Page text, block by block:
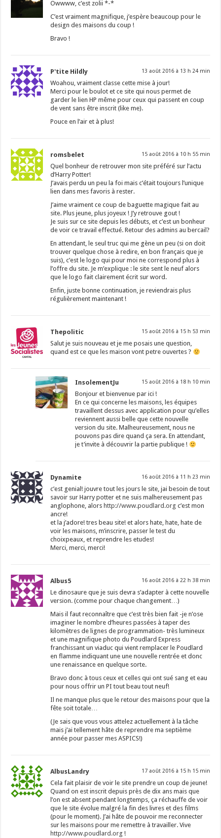
Owwww, c’est zolii *-*
C’est vraiment magnifique, j’espère beaucoup pour le
design des maisons du coup !
Bravo !
P'tite Hildly 13 août 2016 à 13 h 24 min
Woahou, vraiment classe cette mise à jour!
Merci pour le boulot et ce site qui nous permet de
garder le lien HP même pour ceux qui passent en coup
de vent sans être inscrit (like me).
Pouce en l’air et à plus!
romsbelet 15 août 2016 à 10 h 55 min
Quel bonheur de retrouver mon site préféré sur l’actu
d’Harry Potter!
J’avais perdu un peu la foi mais c’était toujours l’unique
lien dans mes favoris à rester.
J’aime vraiment ce coup de baguette magique fait au
site. Plus jeune, plus joyeux ! J’y retrouve gout !
Je suis sur ce site depuis les débuts, et c’est un bonheur
de voir ce travail effectué. Retour des admins au bercail?
En attendant, le seul truc qui me gène un peu (si on doit
trouver quelque chose à redire, en bon français que je
suis), c’est le logo qui pour moi ne correspond plus à
l’offre du site. Je m’explique : le site sent le neuf alors
que le logo fait clairement écrit sur word.
Enfin, juste bonne continuation, je reviendrais plus
régulièrement maintenant !
Thepolitic 15 août 2016 à 15 h 53 min
Salut je suis nouveau et je me posais une question,
quand est ce que les maison vont petre ouvertes ?
InsolementJu 15 août 2016 à 18 h 10 min
Bonjour et bienvenue par ici !
En ce qui concerne les maisons, les équipes
travaillent dessus avec application pour qu’elles
reviennent aussi belle que cette nouvelle
version du site. Malheureusement, nous ne
pouvons pas dire quand ça sera. En attendant,
je t’invite à découvrir la partie publique !
Dynamite 16 août 2016 à 11 h 23 min
c’est genial! jouvre tout les jours le site, jai besoin de tout
savoir sur Harry potter et ne suis malhereusement pas
anglophone, alors http://www.poudlard.org c’est mon
ancre!
et la j’adore! tres beau site! et alors hate, hate, hate de
voir les maisons, m’inscrire, passer le test du
choixpeaux, et reprendre les etudes!
Merci, merci, merci!
Albus5 16 août 2016 à 22 h 38 min
Le dinosaure que je suis devra s’adapter à cette nouvelle
version. (comme pour chaque changement…)
Mais il faut reconnaître que c’est très bien fait -je n’ose
imaginer le nombre d’heures passées à taper des
kilomètres de lignes de programmation- très lumineux
et une magnifique photo du Poudlard Express
franchissant un viaduc qui vient remplacer le Poudlard
en flamme indiquant une une nouvelle rentrée et donc
une renaissance en quelque sorte.
Bravo donc à tous ceux et celles qui ont sué sang et eau
pour nous offrir un PI tout beau tout neuf!
Il ne manque plus que le retour des maisons pour que la
fête soit totale…
(Je sais que vous vous attelez actuellement à la tâche
mais j’ai tellement hâte de reprendre ma septième
année pour passer mes ASPICS!)
AlbusLandry 17 août 2016 à 15 h 15 min
Cela fait plaisir de voir le site prendre un coup de jeune!
Quand on est inscrit depuis près de dix ans mais que
l’on est absent pendant longtemps, ça réchauffe de voir
que le site évolue malgré la fin des livres et des films
(pour le moment). J’ai hâte de pouvoir me reconnecter
sur les maisons pour me remettre à travailler. Vive
http://www.poudlard.org !